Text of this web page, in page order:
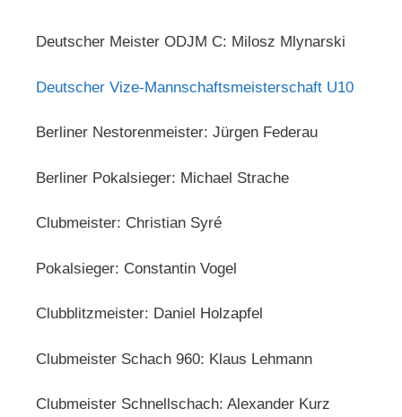
Deutscher Meister ODJM C: Milosz Mlynarski
Deutscher Vize-Mannschaftsmeisterschaft U10
Berliner Nestorenmeister: Jürgen Federau
Berliner Pokalsieger: Michael Strache
Clubmeister: Christian Syré
Pokalsieger: Constantin Vogel
Clubblitzmeister: Daniel Holzapfel
Clubmeister Schach 960: Klaus Lehmann
Clubmeister Schnellschach: Alexander Kurz